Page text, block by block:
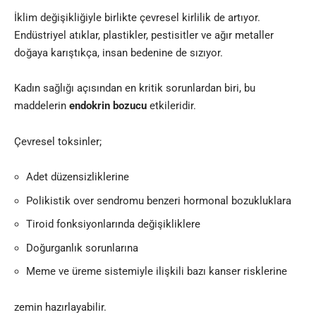
İklim değişikliğiyle birlikte çevresel kirlilik de artıyor.
Endüstriyel atıklar, plastikler, pestisitler ve ağır metaller
doğaya karıştıkça, insan bedenine de sızıyor.
Kadın sağlığı açısından en kritik sorunlardan biri, bu
maddelerin endokrin bozucu etkileridir.
Çevresel toksinler;
Adet düzensizliklerine
Polikistik over sendromu benzeri hormonal bozukluklara
Tiroid fonksiyonlarında değişikliklere
Doğurganlık sorunlarına
Meme ve üreme sistemiyle ilişkili bazı kanser risklerine
zemin hazırlayabilir.